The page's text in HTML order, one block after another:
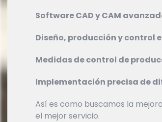
Software CAD y CAM
Diseño, producción y control
Medidas de control de
Implementación precisa de
Así es como buscamos la
el mejor servicio.